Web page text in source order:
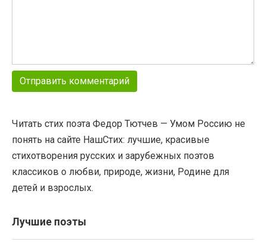
Читать стих поэта Федор Тютчев — Умом Россию не
понять на сайте НашСтих: лучшие, красивые
стихотворения русских и зарубежных поэтов
классиков о любви, природе, жизни, Родине для
детей и взрослых.
Лучшие поэты